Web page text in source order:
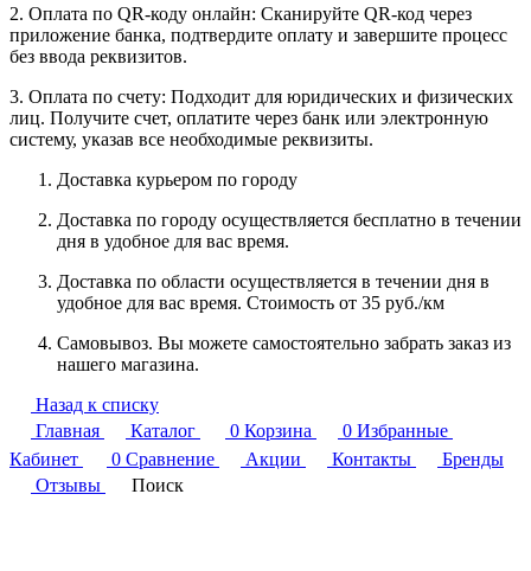
2. Оплата по QR-коду онлайн: Сканируйте QR-код через
приложение банка, подтвердите оплату и завершите процесс
без ввода реквизитов.
3. Оплата по счету: Подходит для юридических и физических
лиц. Получите счет, оплатите через банк или электронную
систему, указав все необходимые реквизиты.
Доставка курьером по городу
Доставка по городу осуществляется бесплатно в течении
дня в удобное для вас время.
Доставка по области осуществляется в течении дня в
удобное для вас время. Стоимость от 35 руб./км
Самовывоз. Вы можете самостоятельно забрать заказ из
нашего магазина.
Назад к списку
Главная
Каталог 0 Корзина 0 Избранные
Кабинет
0 Сравнение Акции Контакты
Бренды
Отзывы
Поиск